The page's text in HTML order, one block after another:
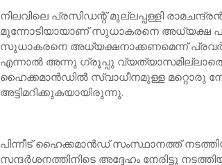
നിലവിലെ പ്രസിഡന്റ് മുല്ലപ്പള്ളി
മുന്നോടിയായാണ് സുധാകരനെ അധ്യക്ഷ
സുധാകരനെ അധ്യക്ഷനാക്കണമെന്ന്
എന്നാല്‍ അന്നു ഗ്രൂപ്പു വ്യത്യാസമില്ലാതെ
ഹൈക്കമാന്‍ഡില്‍ സ്വാധീനമുള്ള മറ്റൊരു
അട്ടിമറിക്കുകയായിരുന്നു.
പിന്നീട് ഹൈക്കമാന്‍ഡ് സംസ്ഥാനത്ത്
സന്ദര്‍ശനത്തിനിടെ അദ്ദേഹം നേരിട്ടു